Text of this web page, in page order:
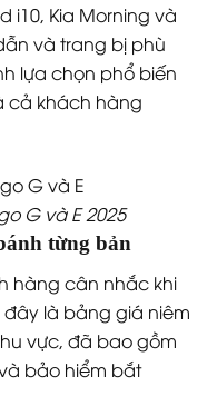
i10, Kia Morning và
và trang bị phù
lựa chọn phổ biến
cả khách hàng
G và E 2025
từng bản
hàng cân nhắc khi
đây là bảng giá niêm
vực, đã bao gồm
bảo hiểm bắt